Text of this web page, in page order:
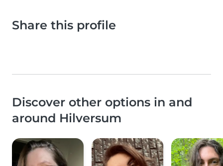
Share this profile
Discover other options in and
around Hilversum